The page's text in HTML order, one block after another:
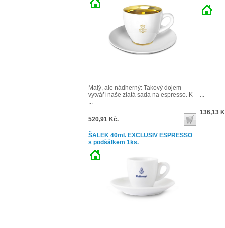
Malý, ale nádherný: Takový dojem
vytváří naše zlatá sada na espresso. K
...
520,91 Kč.
...
136,13
ŠÄLEK 40ml. EXCLUSIV ESPRESSO
s podšálkem 1ks.